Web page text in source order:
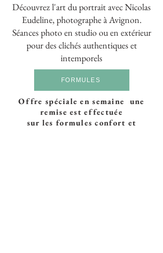
Découvrez l'art du portrait avec Nicolas
Eudeline, photographe à Avignon.
Séances photo en studio ou en extérieur
pour des clichés authentiques et
intemporels
FORMULES
Offre spéciale en semaine une
remise est effectuée
sur les formules confort et